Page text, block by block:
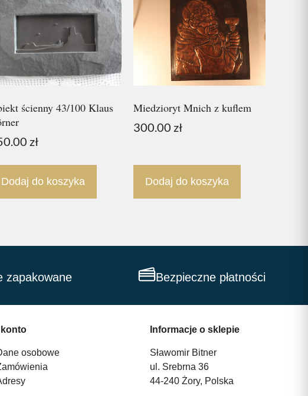
ścienny 43/100 Klaus
zł
Dodaj do koszyka
Miedzioryt Mnich z kuflem
300.00 zł
Dodaj do koszyka
zapakowane Bezpieczne płatności
osobowe
Informacje o sklepie
Sławomir Bitner
ul. Srebrna 36
44-240 Żory, Polska